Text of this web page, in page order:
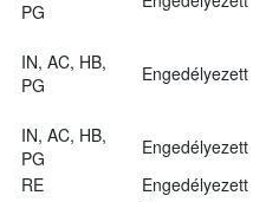
PG
IN, AC, HB,
PG
Engedélyezett
IN, AC, HB,
PG
Engedélyezett
RE Engedélyezett